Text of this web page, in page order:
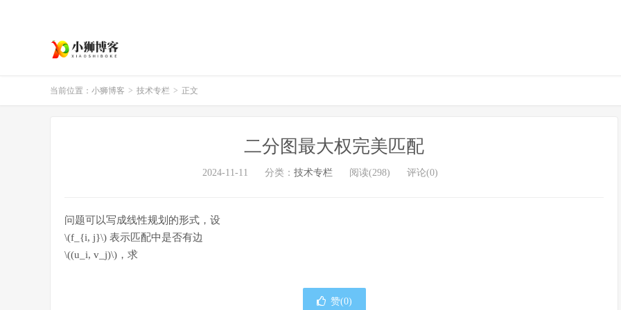
当前位置： 小狮博客 > 技术专栏 > 正文
二分图最大权完美匹配
2024-11-11 分类： 技术专栏 阅读(298) 评论(0)
问题可以写成线性规划的形式，设
\(f_{i, j}\) 表示匹配中是否有边
\((u_i, v_j)\) ，求
赞(0)